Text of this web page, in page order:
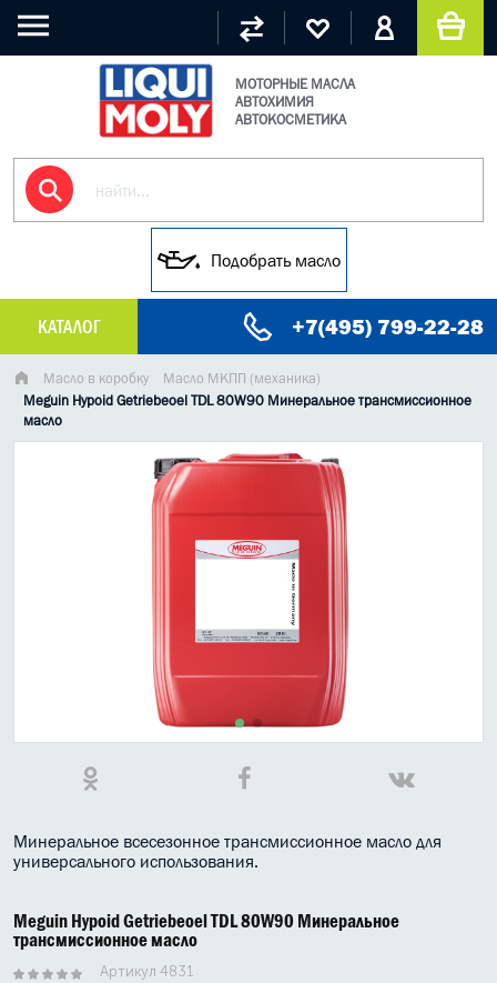
МОТОРНЫЕ МАСЛА
АВТОХИМИЯ
АВТОКОСМЕТИКА
Подобрать масло
КАТАЛОГ +7(495) 799-22-28
МАСЛО МОТОРНОЕ
ГРУЗОВЫЕ МАСЛА
ГИДРАВЛИЧЕСКИЕ МАСЛА
ИНДУСТРИАЛЬНЫЕ МАСЛА
АНТИФРИЗЫ СПЕЦЖИДКОСТИ
ПРИСАДКИ АВТОХИМИЯ
МОТО МАСЛА
ВСЕ БРЕНДЫ
Масло в коробку
Масло МКПП (механика)
Meguin Hypoid Getriebeoel TDL 80W90 Минеральное трансмиссионное
масло
Минеральное всесезонное трансмиссионное масло для
универсального использования.
Meguin Hypoid Getriebeoel TDL 80W90 Минеральное
трансмиссионное масло
Артикул 4831